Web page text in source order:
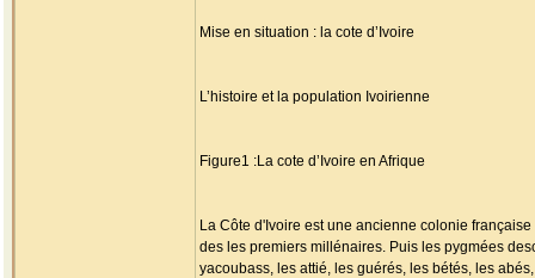
Mise en situation : la cote d’Ivoire
L’histoire et la population Ivoirienne
Figure1 :La cote d’Ivoire en Afrique
La Côte d'Ivoire est une ancienne colonie
des les premiers millénaires. Puis les pygmées
yacoubass, les attié, les guérés, les bétés, les